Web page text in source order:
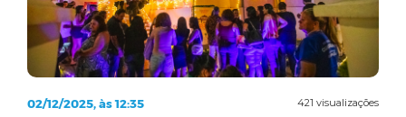
421 visualizações
02/12/2025, às 12:35